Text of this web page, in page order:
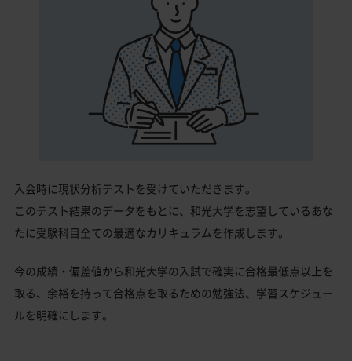
入会時に現状分析テストを受けていただきます。
このテスト結果のデータをもとに、和光大学を志望しているあな
たに受験科目全ての最適なカリキュラムを作成します。
今の成績・偏差値から和光大学の入試で確実に合格最低点以上を
取る、余裕を持って合格点を取るための勉強法、学習スケジュー
ルを明確にします。